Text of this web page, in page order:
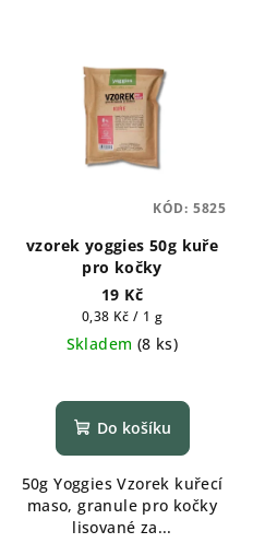
vzorek yoggies 50g kuře
pro kočky
19 Kč
Měrná
cena:
0,38 Kč / 1 g
Skladem (8 ks)
Do košíku
50g Yoggies Vzorek kuřecí
maso, granule pro kočky
lisované za...
KÓD: 5825